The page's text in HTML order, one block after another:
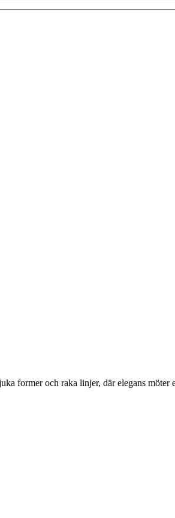
former och raka linjer, där elegans möter